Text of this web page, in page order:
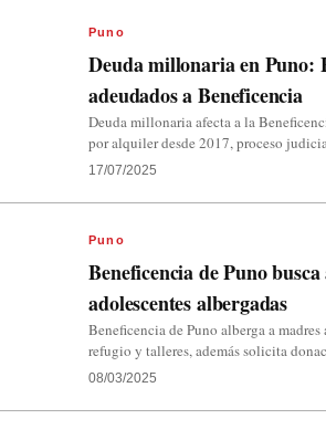
Puno
Deuda millonaria en Puno:
adeudados a Beneficencia
Deuda millonaria afecta a la
por alquiler desde 2017, proceso
17/07/2025
Puno
Beneficencia de Puno
adolescentes albergadas
Beneficencia de Puno alberga a
refugio y talleres, además solicita
08/03/2025